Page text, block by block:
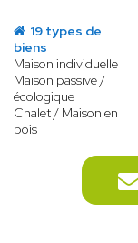
19 types de
biens
Maison individuelle
Maison passive /
écologique
Chalet / Maison en
bois